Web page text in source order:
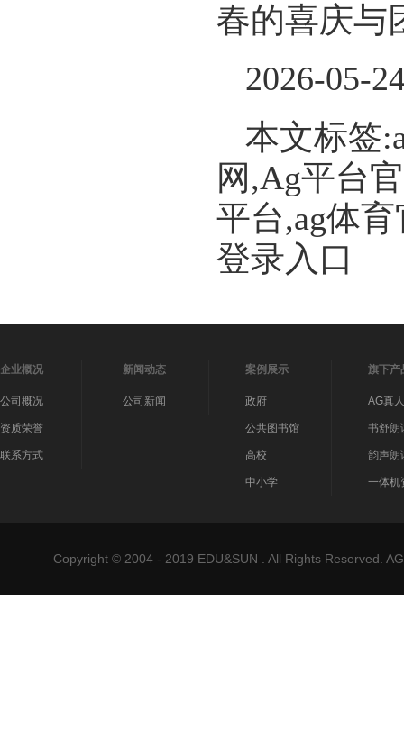
春的喜庆与
2026-05-
本文标签
网,Ag平台
平台,ag体
登录入口
企业概况
公司概况
资质荣誉
联系方式
新闻动态
公司新闻
案例展示
政府
公共图书馆
高校
中小学
旗下产
AG真
书舒朗
韵声朗
一体机
Copyright © 2004 - 2019 EDU&SUN . All Rights Reserved.